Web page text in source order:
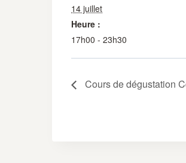
14 juillet
Heure :
17h00 - 23h30
Cours de dégustation